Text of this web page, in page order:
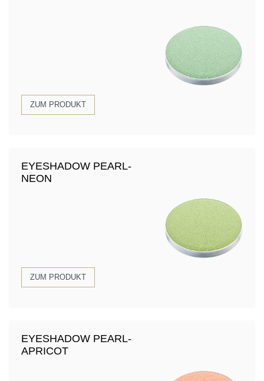
ZUM PRODUKT
EYESHADOW PEARL-
NEON
ZUM PRODUKT
EYESHADOW PEARL-
APRICOT